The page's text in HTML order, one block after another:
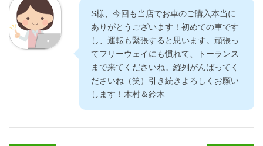
S様、今回も当店でお車のご購入本当に
ありがとうございます！初めての車です
し、運転も緊張すると思います。頑張っ
てフリーウェイにも慣れて、トーランス
まで来てくださいね。縦列がんばってく
ださいね（笑）引き続きよろしくお願い
します！木村＆鈴木